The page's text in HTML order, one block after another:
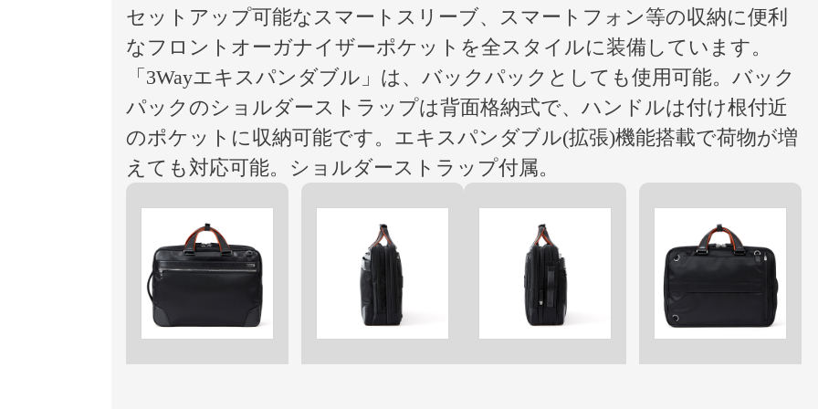
セットアップ可能なスマートスリーブ、スマートフォン等の収納に便利
なフロントオーガナイザーポケットを全スタイルに装備しています。
「3Wayエキスパンダブル」は、バックパックとしても使用可能。バック
パックのショルダーストラップは背面格納式で、ハンドルは付け根付近
のポケットに収納可能です。エキスパンダブル(拡張)機能搭載で荷物が増
えても対応可能。ショルダーストラップ付属。